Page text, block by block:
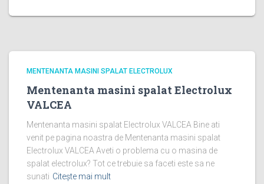
MENTENANTA MASINI SPALAT ELECTROLUX
Mentenanta masini spalat Electrolux
VALCEA
Mentenanta masini spalat Electrolux VALCEA Bine ati
venit pe pagina noastra de Mentenanta masini spalat
Electrolux VALCEA Aveti o problema cu o masina de
spalat electrolux? Tot ce trebuie sa faceti este sa ne
sunati Citește mai mult